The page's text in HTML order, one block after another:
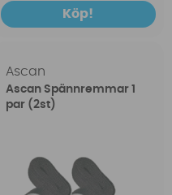
Köp!
Ascan
Ascan Spännremmar 1
par (2st)